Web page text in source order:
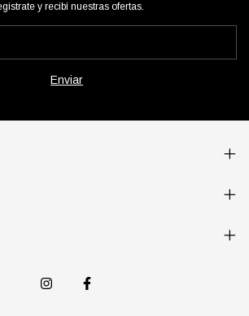
y recibí nuestras ofertas.